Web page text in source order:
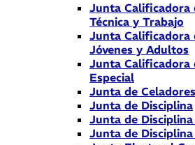
Junta Calificadora
Técnica y Trabajo
Junta Calificadora
Jóvenes y Adultos
Junta Calificadora
Especial
Junta de Celadores
Junta de Disciplina
Junta de
Junta de